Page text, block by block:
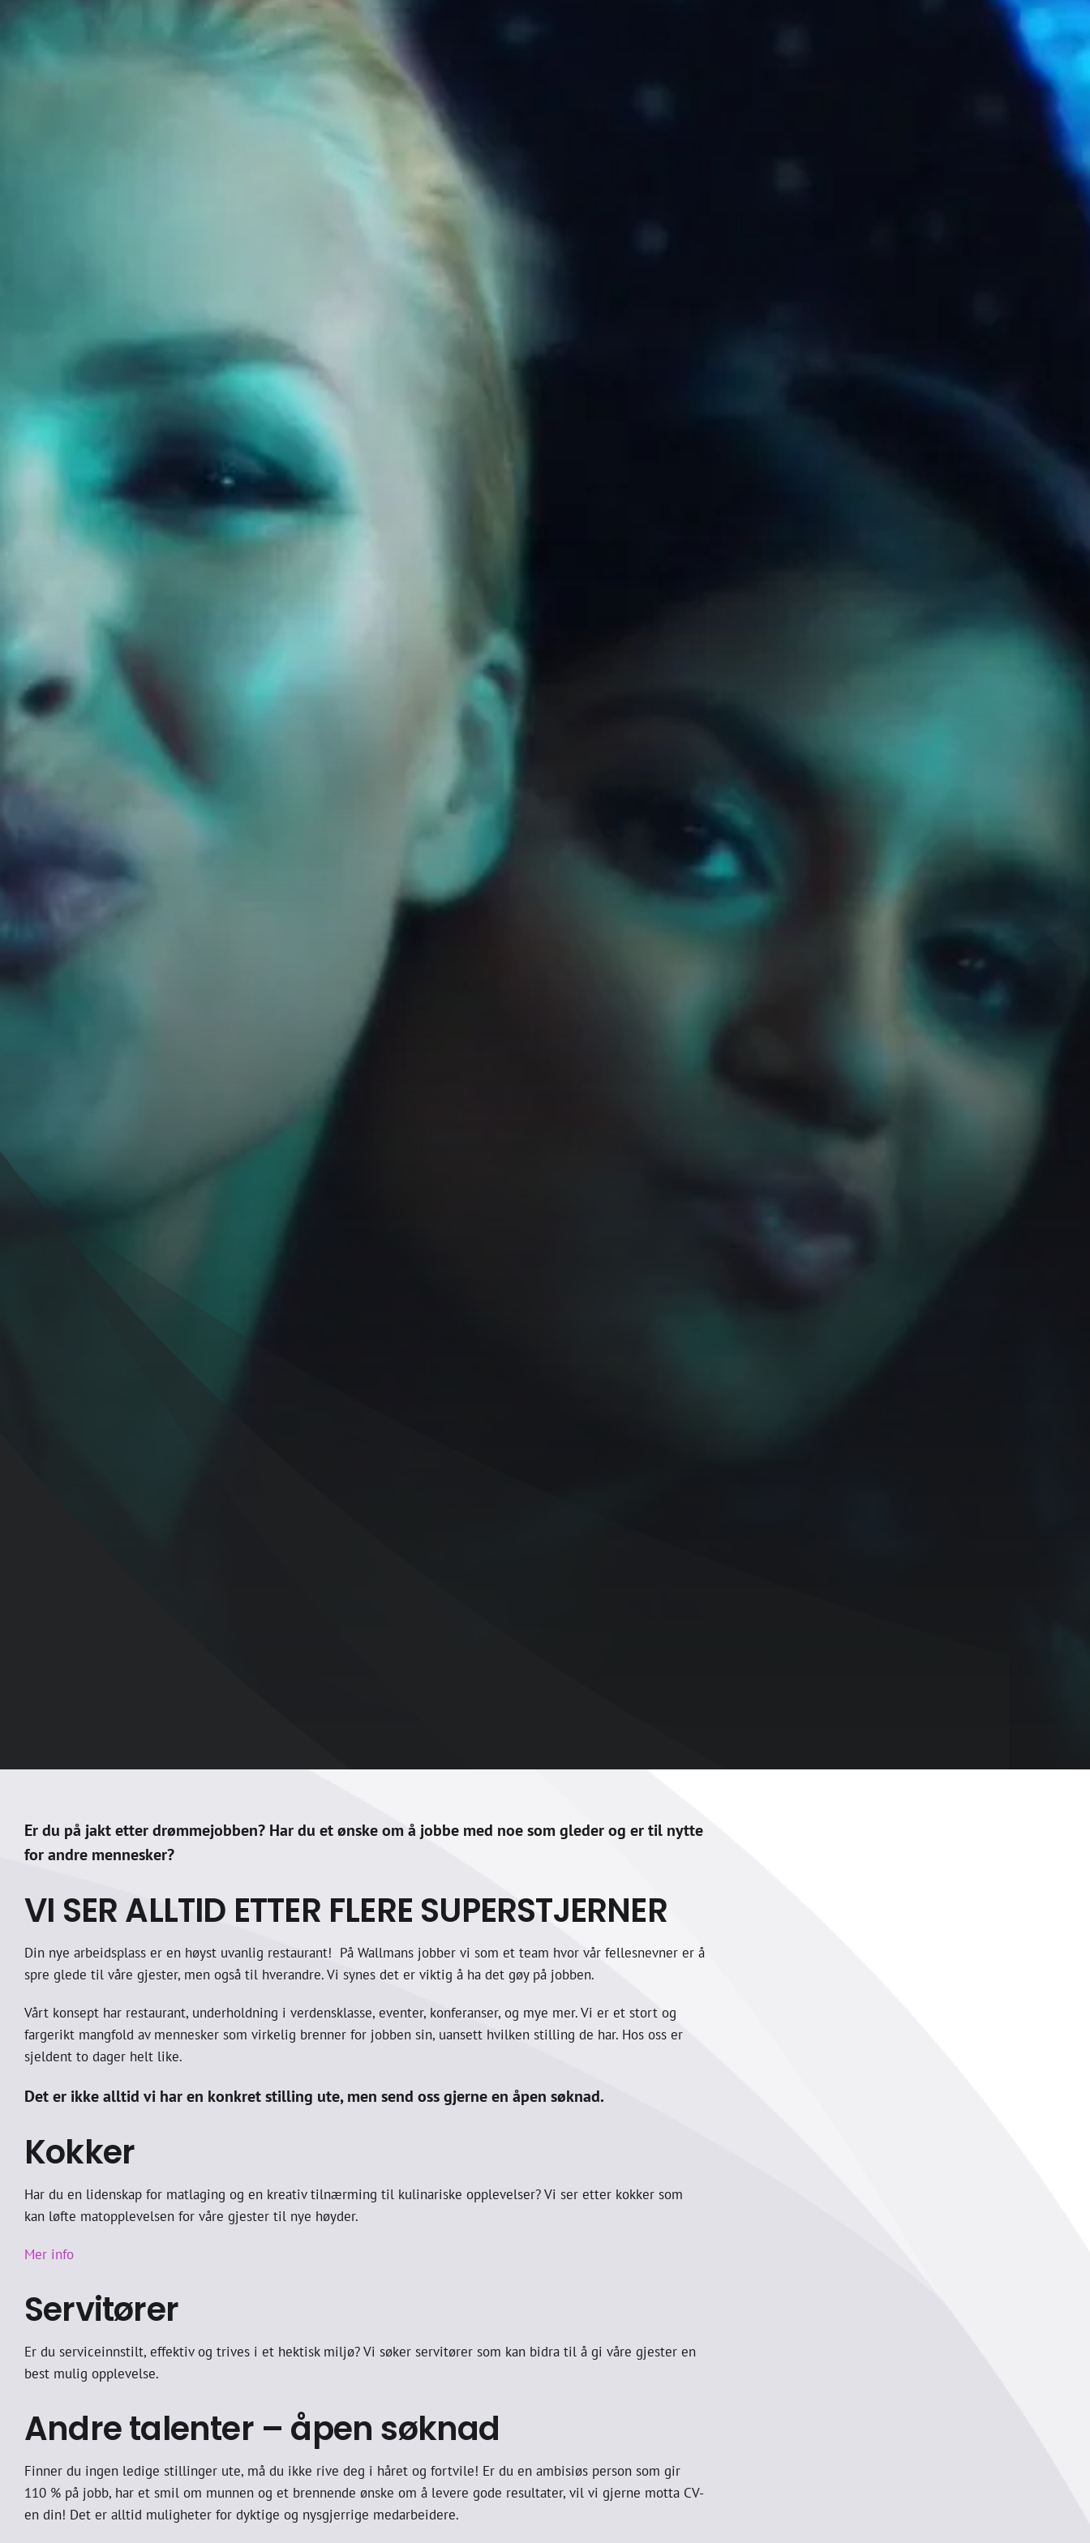
Er du på jakt etter drømmejobben? Har du et ønske om å jobbe med noe som gleder og er til nytte
for andre mennesker?
VI SER ALLTID ETTER FLERE SUPERSTJERNER
Din nye arbeidsplass er en høyst uvanlig restaurant! På Wallmans jobber vi som et team hvor vår fellesnevner er å
spre glede til våre gjester, men også til hverandre. Vi synes det er viktig å ha det gøy på jobben.
Vårt konsept har restaurant, underholdning i verdensklasse, eventer, konferanser, og mye mer. Vi er et stort og
fargerikt mangfold av mennesker som virkelig brenner for jobben sin, uansett hvilken stilling de har. Hos oss er
sjeldent to dager helt like.
Det er ikke alltid vi har en konkret stilling ute, men send oss gjerne en åpen søknad.
Kokker
Har du en lidenskap for matlaging og en kreativ tilnærming til kulinariske opplevelser? Vi ser etter kokker som
kan løfte matopplevelsen for våre gjester til nye høyder.
Mer info
Servitører
Er du serviceinnstilt, effektiv og trives i et hektisk miljø? Vi søker servitører som kan bidra til å gi våre gjester en
best mulig opplevelse.
Andre talenter – åpen søknad
Finner du ingen ledige stillinger ute, må du ikke rive deg i håret og fortvile! Er du en ambisiøs person som gir
110 % på jobb, har et smil om munnen og et brennende ønske om å levere gode resultater, vil vi gjerne motta CV-
en din! Det er alltid muligheter for dyktige og nysgjerrige medarbeidere.